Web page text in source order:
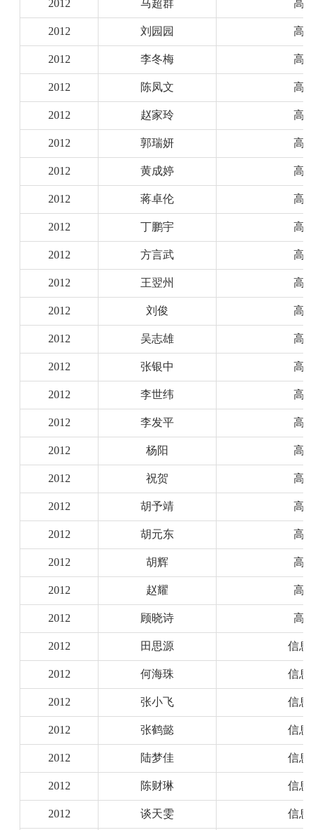
2012 马超群 高
2012 刘园园 高
2012 李冬梅 高
2012 陈凤文 高
2012 赵家玲 高
2012 郭瑞妍 高
2012 黄成婷 高
2012 蒋卓伦 高
2012 丁鹏宇 高
2012 方言武 高
2012 王翌州 高
2012 刘俊 高
2012 吴志雄 高
2012 张银中 高
2012 李世纬 高
2012 李发平 高
2012 杨阳 高
2012 祝贺 高
2012 胡予靖 高
2012 胡元东 高
2012 胡辉 高
2012 赵耀 高
2012 顾晓诗 高
2012 田思源 信息
2012 何海珠 信息
2012 张小飞 信息
2012 张鹤懿 信息
2012 陆梦佳 信息
2012 陈财琳 信息
2012 谈天雯 信息